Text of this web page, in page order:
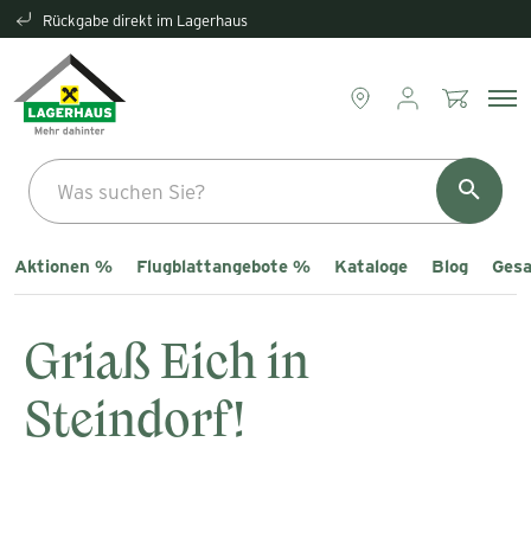
Rückgabe direkt im Lagerhaus
Aktionen % Flugblattangebote % Kataloge Blog
Griaß Eich in
Steindorf!